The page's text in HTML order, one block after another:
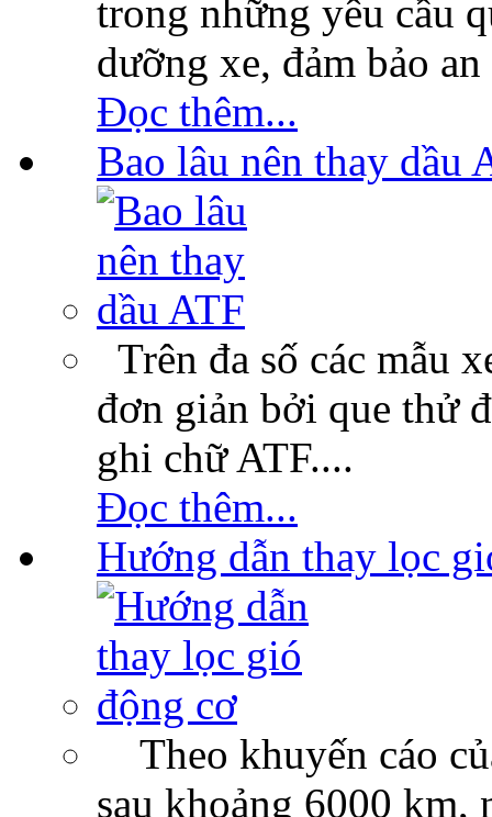
trong những yêu cầu
dưỡng xe, đảm bảo
Đọc thêm...
Bao lâu nên thay dầu
Trên đa số các mẫu
đơn giản bởi que thử
ghi chữ ATF....
Đọc thêm...
Hướng dẫn thay lọc
Theo khuyến cáo
sau khoảng 6000 km,